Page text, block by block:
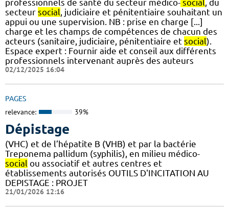
professionnels de santé du secteur médico- social, du
secteur social, judiciaire et pénitentiaire souhaitant un
appui ou une supervision. NB : prise en charge [...]
charge et les champs de compétences de chacun des
acteurs (sanitaire, judiciaire, pénitentiaire et social).
Espace expert : Fournir aide et conseil aux différents
professionnels intervenant auprès des auteurs
02/12/2025 16:04
PAGES
relevance: 39%
Dépistage
(VHC) et de l’hépatite B (VHB) et par la bactérie
Treponema pallidum (syphilis), en milieu médico-
social ou associatif et autres centres et
établissements autorisés OUTILS D'INCITATION AU
DEPISTAGE : PROJET
21/01/2026 12:16